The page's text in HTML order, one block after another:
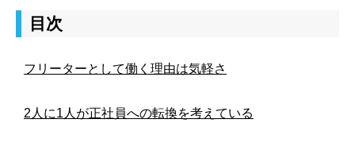
目次
フリーターとして働く理由は気軽さ
2人に1人が正社員への転換を考えている